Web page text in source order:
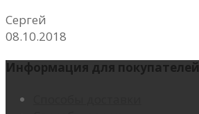
Сергей
08.10.2018
Информация для покупателей